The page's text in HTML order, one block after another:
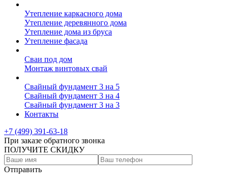
Утепление каркасного дома
Утепление деревянного дома
Утепление дома из бруса
Утепление фасада
Сваи под дом
Монтаж винтовых свай
Свайный фундамент 3 на 5
Свайный фундамент 3 на 4
Свайный фундамент 3 на 3
Контакты
+7 (499) 391-63-18
При заказе обратного звонка
ПОЛУЧИТЕ СКИДКУ
Отправить